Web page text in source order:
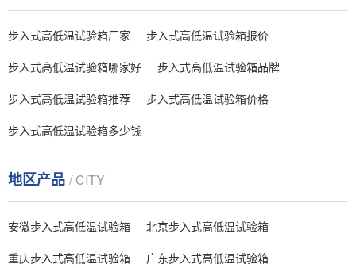
步入式高低温试验箱厂家
步入式高低温试验箱报价
步入式高低温试验箱哪家好
步入式高低温试验箱品牌
步入式高低温试验箱推荐
步入式高低温试验箱价格
步入式高低温试验箱多少钱
地区产品 / CITY
安徽步入式高低温试验箱
北京步入式高低温试验箱
重庆步入式高低温试验箱
广东步入式高低温试验箱